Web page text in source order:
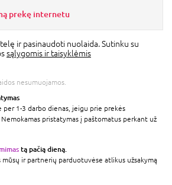
prekę internetu
ir pasinaudoti nuolaida. Sutinku su
sąlygomis ir taisyklėmis
nesumuojamos.
per 1-3 darbo dienas, jeigu prie prekės
pristatymas į paštomatus perkant už
tą pačią dieną.
mūsų ir partnerių parduotuvėse atlikus užsakymą